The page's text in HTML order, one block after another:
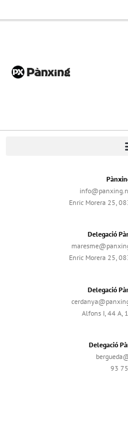
Enric Morera 25,
Delegació
Enric Morera 25,
Delegació
Alfons I, 44 A,
Delegació
93